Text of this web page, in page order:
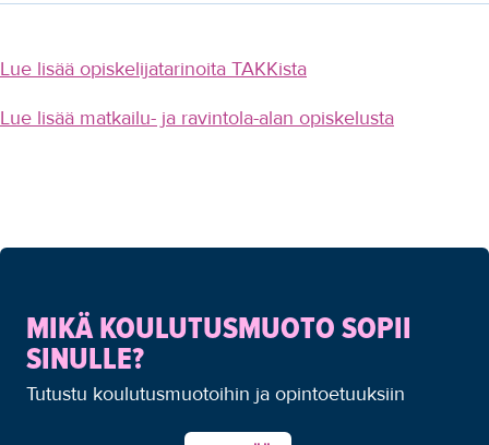
Lue lisää opiskelijatarinoita TAKKista
Lue lisää matkailu- ja ravintola-alan opiskelusta
MIKÄ KOULUTUSMUOTO SOPII
SINULLE?
Tutustu koulutusmuotoihin ja opintoetuuksiin